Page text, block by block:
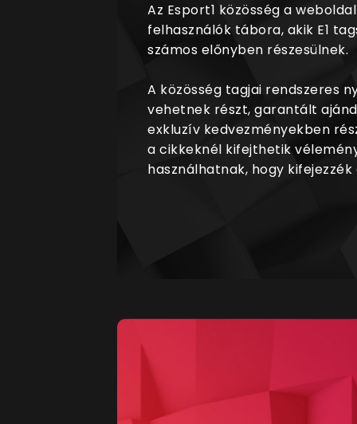
Az Esport1 közösség a
felhasználók tábora, akik E1
számos előnyben részesülnek.
A közösség tagjai rendszeres
vehetnek részt, garantált
exkluzív kedvezményekben
a cikkeknél kifejthetik
használhatnak, hogy